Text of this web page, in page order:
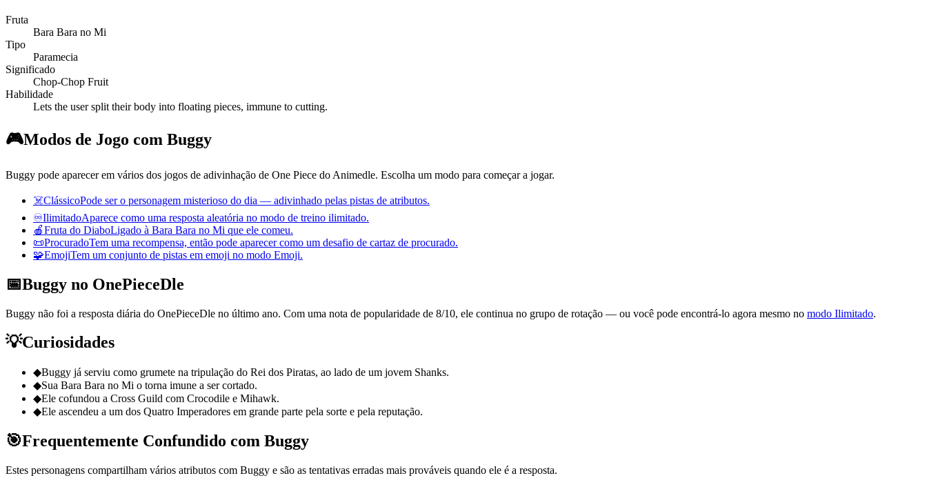
Fruta
Bara Bara no Mi
Tipo
Paramecia
Significado
Chop-Chop Fruit
Habilidade
Lets the user split their body into floating pieces, immune to cutting.
🎮Modos de Jogo com Buggy
Buggy pode aparecer em vários dos jogos de adivinhação de One Piece do Animedle. Escolha um modo para começar a jogar.
☠️ClássicoPode ser o personagem misterioso do dia — adivinhado pelas pistas de atributos.
♾️IlimitadoAparece como uma resposta aleatória no modo de treino ilimitado.
🍎Fruta do DiaboLigado à Bara Bara no Mi que ele comeu.
📜ProcuradoTem uma recompensa, então pode aparecer como um desafio de cartaz de procurado.
🧩EmojiTem um conjunto de pistas em emoji no modo Emoji.
📅Buggy no OnePieceDle
Buggy não foi a resposta diária do OnePieceDle no último ano. Com uma nota de popularidade de 8/10, ele continua no grupo de rotação — ou você pode encontrá-lo agora mesmo no modo Ilimitado.
💡Curiosidades
◆Buggy já serviu como grumete na tripulação do Rei dos Piratas, ao lado de um jovem Shanks.
◆Sua Bara Bara no Mi o torna imune a ser cortado.
◆Ele cofundou a Cross Guild com Crocodile e Mihawk.
◆Ele ascendeu a um dos Quatro Imperadores em grande parte pela sorte e pela reputação.
🎯Frequentemente Confundido com Buggy
Estes personagens compartilham vários atributos com Buggy e são as tentativas erradas mais prováveis quando ele é a resposta.